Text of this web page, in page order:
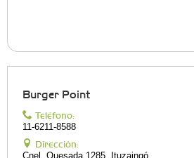
Burger Point
Teléfono:
11-6211-8588
Dirección: